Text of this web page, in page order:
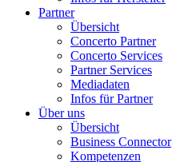
Partner
Übersicht
Concerto Partner
Concerto Services
Partner Services
Mediadaten
Infos für Partner
Über uns
Übersicht
Business Connector
Kompetenzen